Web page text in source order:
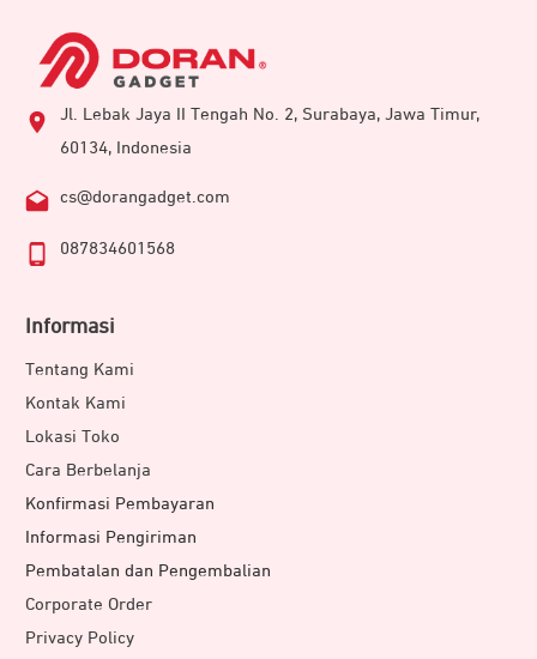
Jl. Lebak Jaya II Tengah No. 2, Surabaya, Jawa Timur,
60134, Indonesia
cs@dorangadget.com
087834601568
Informasi
Tentang Kami
Kontak Kami
Lokasi Toko
Cara Berbelanja
Konfirmasi Pembayaran
Informasi Pengiriman
Pembatalan dan Pengembalian
Corporate Order
Privacy Policy